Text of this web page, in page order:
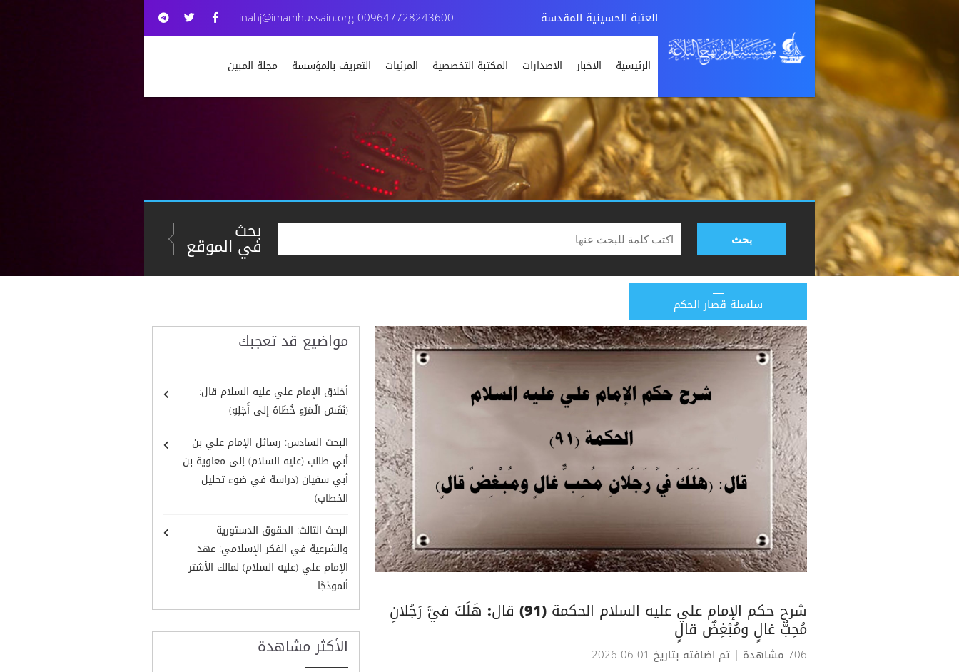
العتبة الحسينية المقدسة 009647728243600
inahj@imamhussain.org
الرئيسية الاخبار الاصدارات المكتبة التخصصية المرئيات التعريف بالمؤسسة مجلة المبين
بحث بحث
في الموقع
سلسلة قصار الحكم
شرح حكم الإمام علي عليه السلام الحكمة (91) قال: هَلَكَ فيَّ رَجُلانِ
مُحِبٌّ غالٍ ومُبْغِضٌ قالٍ
706 مشاهدة
| تم اضافته بتاريخ 01-06-2026
مواضيع قد تعجبك
أخلاق الإمام علي عليه السلام قال:
(نَفَسُ الْـمَرْءِ خُطَاهُ إلى أَجَلِهِ)
البحث السادس: رسائل الإمام علي بن
أبي طالب (عليه السلام) إلى معاوية بن
أبي سفيان (دراسة في ضوء تحليل
الخطاب)
البحث الثالث: الحقوق الدستورية
والشرعية في الفكر الإسلامي: عهد
الإمام علي (عليه السلام) لمالك الأشتر
أنموذجًا
الأكثر مشاهدة